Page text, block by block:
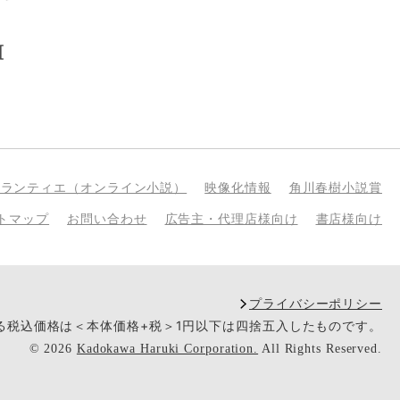
ンティエ（オンライン小説） 映像化情報 角川春樹小説賞
マップ お問い合わせ 広告主・代理店様向け 書店様向け
プライバシーポリシー
込価格は＜本体価格+税＞1円以下は四捨五入したものです。
©2026 Kadokawa Haruki Corporation. All Rights Reserved.